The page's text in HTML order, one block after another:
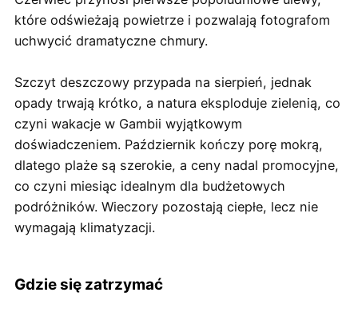
które odświeżają powietrze i pozwalają fotografom
uchwycić dramatyczne chmury.
Szczyt deszczowy przypada na sierpień, jednak
opady trwają krótko, a natura eksploduje zielenią, co
czyni wakacje w Gambii wyjątkowym
doświadczeniem. Październik kończy porę mokrą,
dlatego plaże są szerokie, a ceny nadal promocyjne,
co czyni miesiąc idealnym dla budżetowych
podróżników. Wieczory pozostają ciepłe, lecz nie
wymagają klimatyzacji.
Gdzie się zatrzymać